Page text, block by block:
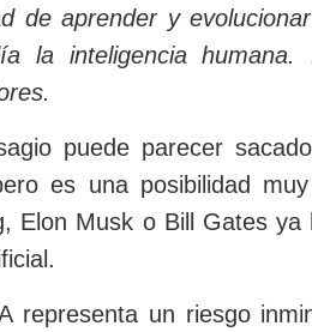
de aprender y
la inteligencia humana.
puede parecer
es una posibilidad
Elon Musk o Bill Gates
representa un riesgo